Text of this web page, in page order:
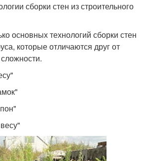
сборки стен из строительного
основных технологий сборки стен
которые отличаются друг от